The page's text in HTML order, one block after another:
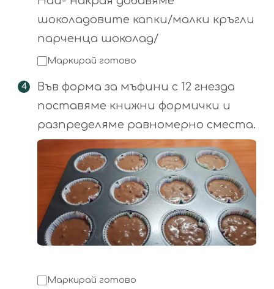
шоколадовите капки/малки кръгли
парченца шоколад/
Маркирай готово
Във форма за мъфини с 12 гнезда
поставяме книжни формички и
разпределяме равномерно сместа.
Маркирай готово